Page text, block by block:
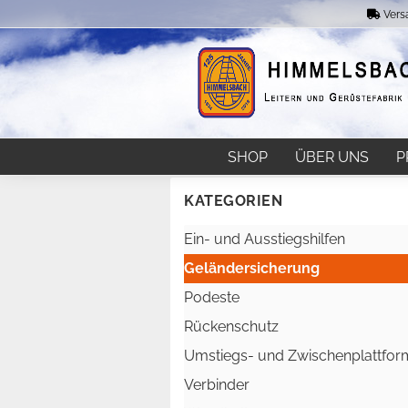
SHOP ÜBER UNS
KATEGORIEN
Ein- und Ausstiegshilfen
Geländersicherung
Podeste
Rückenschutz
Umstiegs- und
Verbinder